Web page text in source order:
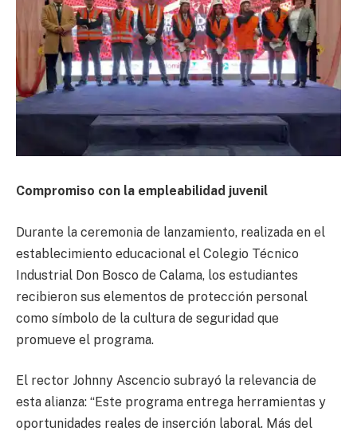
Compromiso con la empleabilidad juvenil
Durante la ceremonia de lanzamiento, realizada en el
establecimiento educacional el Colegio Técnico
Industrial Don Bosco de Calama, los estudiantes
recibieron sus elementos de protección personal
como símbolo de la cultura de seguridad que
promueve el programa.
El rector Johnny Ascencio subrayó la relevancia de
esta alianza: “Este programa entrega herramientas y
oportunidades reales de inserción laboral. Más del